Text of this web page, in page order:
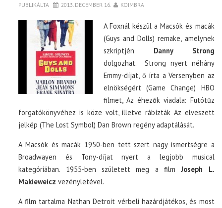
PUBLIKÁLTA 2013. DECEMBER 16. KOIMBRA
A Foxnál készül a Macsók és macák
(Guys and Dolls) remake, amelynek
szkriptjén Danny Strong
dolgozhat. Strong nyert néhány
Emmy-díjat, ő írta a Versenyben az
elnökségért (Game Change) HBO
filmet, Az éhezők viadala: Futótűz
forgatókönyvéhez is köze volt, illetve rábízták Az elveszett
jelkép (The Lost Symbol) Dan Brown regény adaptálását.
A Macsók és macák 1950-ben tett szert nagy ismertségre a
Broadwayen és Tony-díjat nyert a legjobb musical
kategóriában. 1955-ben született meg a filmJoseph L.
Makieweicz vezényletével.
A film tartalma Nathan Detroit vérbeli hazárdjátékos, és most